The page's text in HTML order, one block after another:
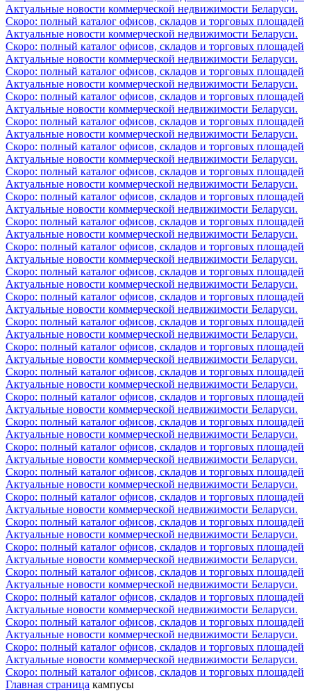
Актуальные новости коммерческой недвижимости Беларуси.
Скоро: полный каталог офисов, складов и торговых площадей
Актуальные новости коммерческой недвижимости Беларуси.
Скоро: полный каталог офисов, складов и торговых площадей
Актуальные новости коммерческой недвижимости Беларуси.
Скоро: полный каталог офисов, складов и торговых площадей
Актуальные новости коммерческой недвижимости Беларуси.
Скоро: полный каталог офисов, складов и торговых площадей
Актуальные новости коммерческой недвижимости Беларуси.
Скоро: полный каталог офисов, складов и торговых площадей
Актуальные новости коммерческой недвижимости Беларуси.
Скоро: полный каталог офисов, складов и торговых площадей
Актуальные новости коммерческой недвижимости Беларуси.
Скоро: полный каталог офисов, складов и торговых площадей
Актуальные новости коммерческой недвижимости Беларуси.
Скоро: полный каталог офисов, складов и торговых площадей
Актуальные новости коммерческой недвижимости Беларуси.
Скоро: полный каталог офисов, складов и торговых площадей
Актуальные новости коммерческой недвижимости Беларуси.
Скоро: полный каталог офисов, складов и торговых площадей
Актуальные новости коммерческой недвижимости Беларуси.
Скоро: полный каталог офисов, складов и торговых площадей
Актуальные новости коммерческой недвижимости Беларуси.
Скоро: полный каталог офисов, складов и торговых площадей
Актуальные новости коммерческой недвижимости Беларуси.
Скоро: полный каталог офисов, складов и торговых площадей
Актуальные новости коммерческой недвижимости Беларуси.
Скоро: полный каталог офисов, складов и торговых площадей
Актуальные новости коммерческой недвижимости Беларуси.
Скоро: полный каталог офисов, складов и торговых площадей
Актуальные новости коммерческой недвижимости Беларуси.
Скоро: полный каталог офисов, складов и торговых площадей
Актуальные новости коммерческой недвижимости Беларуси.
Скоро: полный каталог офисов, складов и торговых площадей
Актуальные новости коммерческой недвижимости Беларуси.
Скоро: полный каталог офисов, складов и торговых площадей
Актуальные новости коммерческой недвижимости Беларуси.
Скоро: полный каталог офисов, складов и торговых площадей
Актуальные новости коммерческой недвижимости Беларуси.
Скоро: полный каталог офисов, складов и торговых площадей
Актуальные новости коммерческой недвижимости Беларуси.
Скоро: полный каталог офисов, складов и торговых площадей
Актуальные новости коммерческой недвижимости Беларуси.
Скоро: полный каталог офисов, складов и торговых площадей
Актуальные новости коммерческой недвижимости Беларуси.
Скоро: полный каталог офисов, складов и торговых площадей
Актуальные новости коммерческой недвижимости Беларуси.
Скоро: полный каталог офисов, складов и торговых площадей
Актуальные новости коммерческой недвижимости Беларуси.
Скоро: полный каталог офисов, складов и торговых площадей
Актуальные новости коммерческой недвижимости Беларуси.
Скоро: полный каталог офисов, складов и торговых площадей
Актуальные новости коммерческой недвижимости Беларуси.
Скоро: полный каталог офисов, складов и торговых площадей
Главная страница кампусы